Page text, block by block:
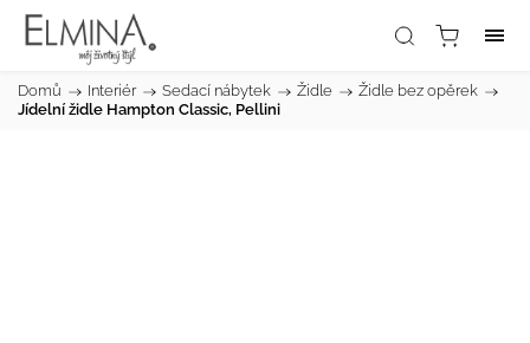
Domů / Interiér / Sedací nábytek / Židle / Židle bez opěrek /
Jídelní židle Hampton Classic, Pellini